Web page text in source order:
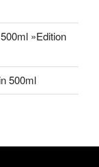
»Edition
500ml